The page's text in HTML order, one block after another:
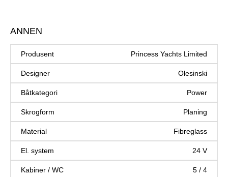
ANNEN
Produsent Princess Yachts Limited
Designer Olesinski
Båtkategori Power
Skrogform Planing
Material Fibreglass
El. system 24 V
Kabiner / WC 5 / 4